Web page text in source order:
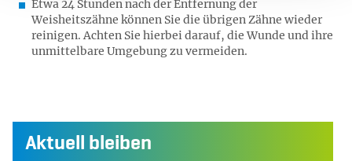
Etwa 24 Stunden nach der Entfernung der
Weisheitszähne können Sie die übrigen Zähne wieder
reinigen. Achten Sie hierbei darauf, die Wunde und ihre
unmittelbare Umgebung zu vermeiden.
Aktuell bleiben